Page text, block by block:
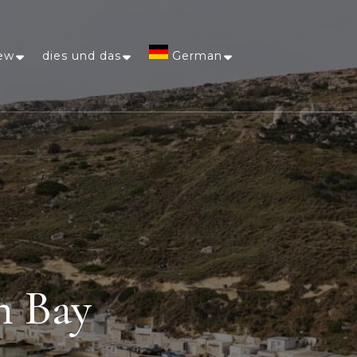
dies und das German
Afrikaans
Arabic
Chinese
(Simplified)
Dutch
English
Bay